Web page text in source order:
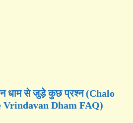
धाम से जुड़े कुछ प्रश्न (Chalo
Vrindavan Dham FAQ)